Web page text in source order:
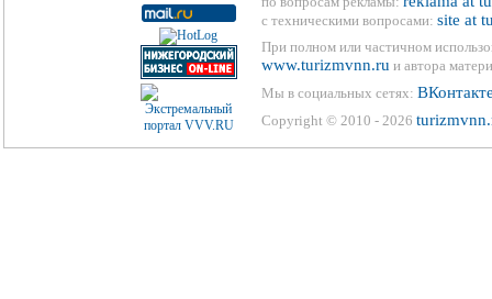
с техническими вопросами: site at
При полном или частичном
www.turizmvnn.ru и автора
Мы в социальных сетях:
Copyright © 2010 - 2026